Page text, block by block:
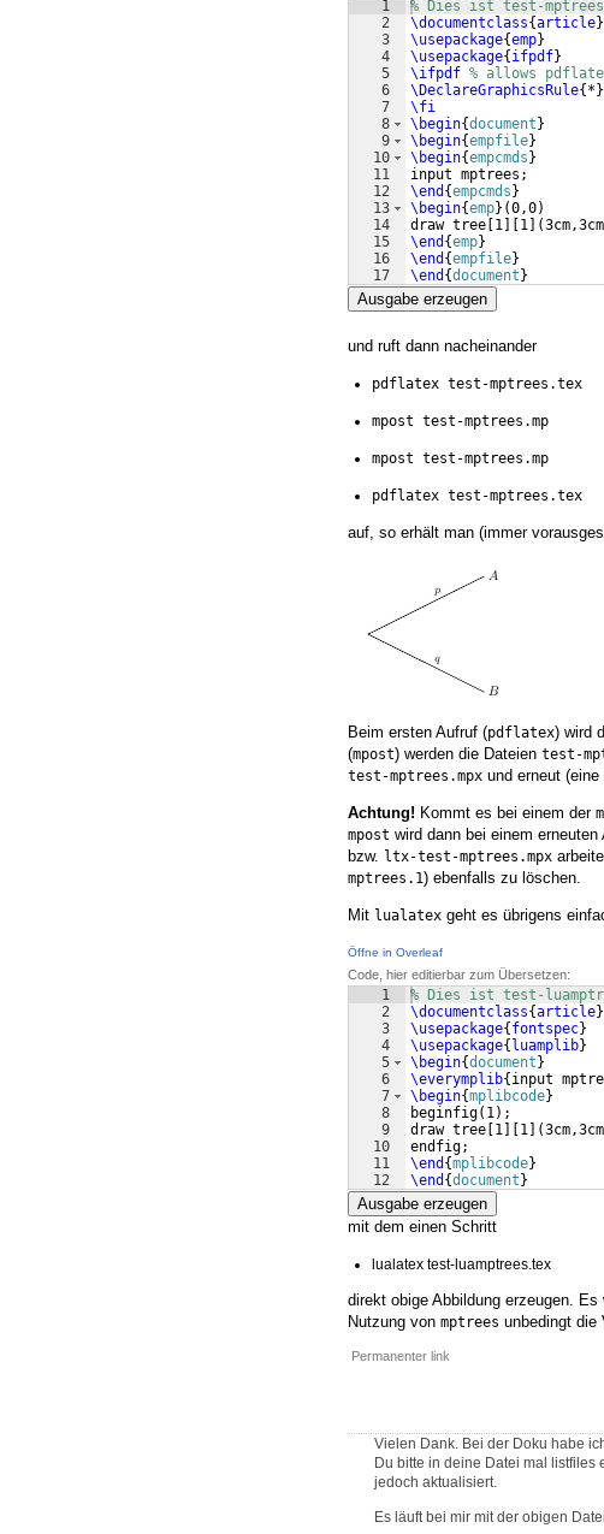
1
2
3
4
5
6
7
8
9
10
11
12
13
14
15
16
17
% Dies ist test-
\documentclass{article}
\usepackage{emp}
\usepackage{ ifpdf}
\ifpdf % allows
\DeclareGraphicsRule{ * }
\fi
\begin{document }
\begin{empfile}
\begin{empcmds }
input mptrees;
\end {empcmds }
\begin{emp} (0,0)
draw tree 1 1 (3cm,3cm
\end {emp}
\end {empfile}
\end {document }
Ausgabe erzeugen
und ruft dann nacheinander
pdflatex test-mptrees.tex
mpost test-mptrees.mp
mpost test-mptrees.mp
pdflatex test-mptrees.tex
auf, so erhält man (immer
Beim ersten Aufruf (pdflatex) wird
(mpost) werden die Dateien test-
test-mptrees.mpx und erneut
Achtung! Kommt es bei einem der
mpost wird dann bei einem
bzw. ltx-test-mptrees.mpx
mptrees.1) ebenfalls zu löschen.
Mit lualatex geht es übrigens
Öffne in Overleaf
Code, hier editierbar zum Übersetzen:
1
2
3
4
5
6
7
8
9
10
11
12
% Dies ist test-
\documentclass{article}
\usepackage{ fontspec}
\usepackage{ luamplib}
\begin{document }
\everymplib{ input
\begin{mplibcode}
beginfig( 1) ;
draw tree 1 1 (3cm,3cm
endfig;
\end {mplibcode}
\end {document }
Ausgabe erzeugen
mit dem einen Schritt
lualatex test-luamptrees.tex
direkt obige Abbildung erzeugen.
Nutzung von mptrees unbedingt die
Permanenter link
Vielen Dank. Bei der Doku habe
Du bitte in deine Datei mal
jedoch aktualisiert.
Es läuft bei mir mit der obigen